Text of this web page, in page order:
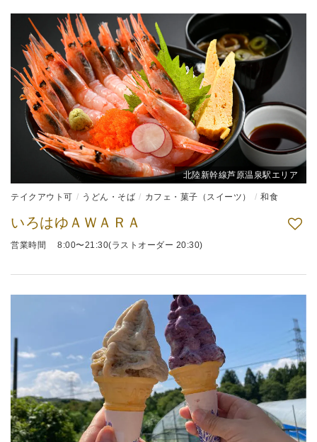
北陸新幹線芦原温泉駅エリア
テイクアウト可 うどん・そば カフェ・菓子（スイーツ） 和食
いろはゆＡＷＡＲＡ
営業時間 8:00〜21:30(ラストオーダー 20:30)